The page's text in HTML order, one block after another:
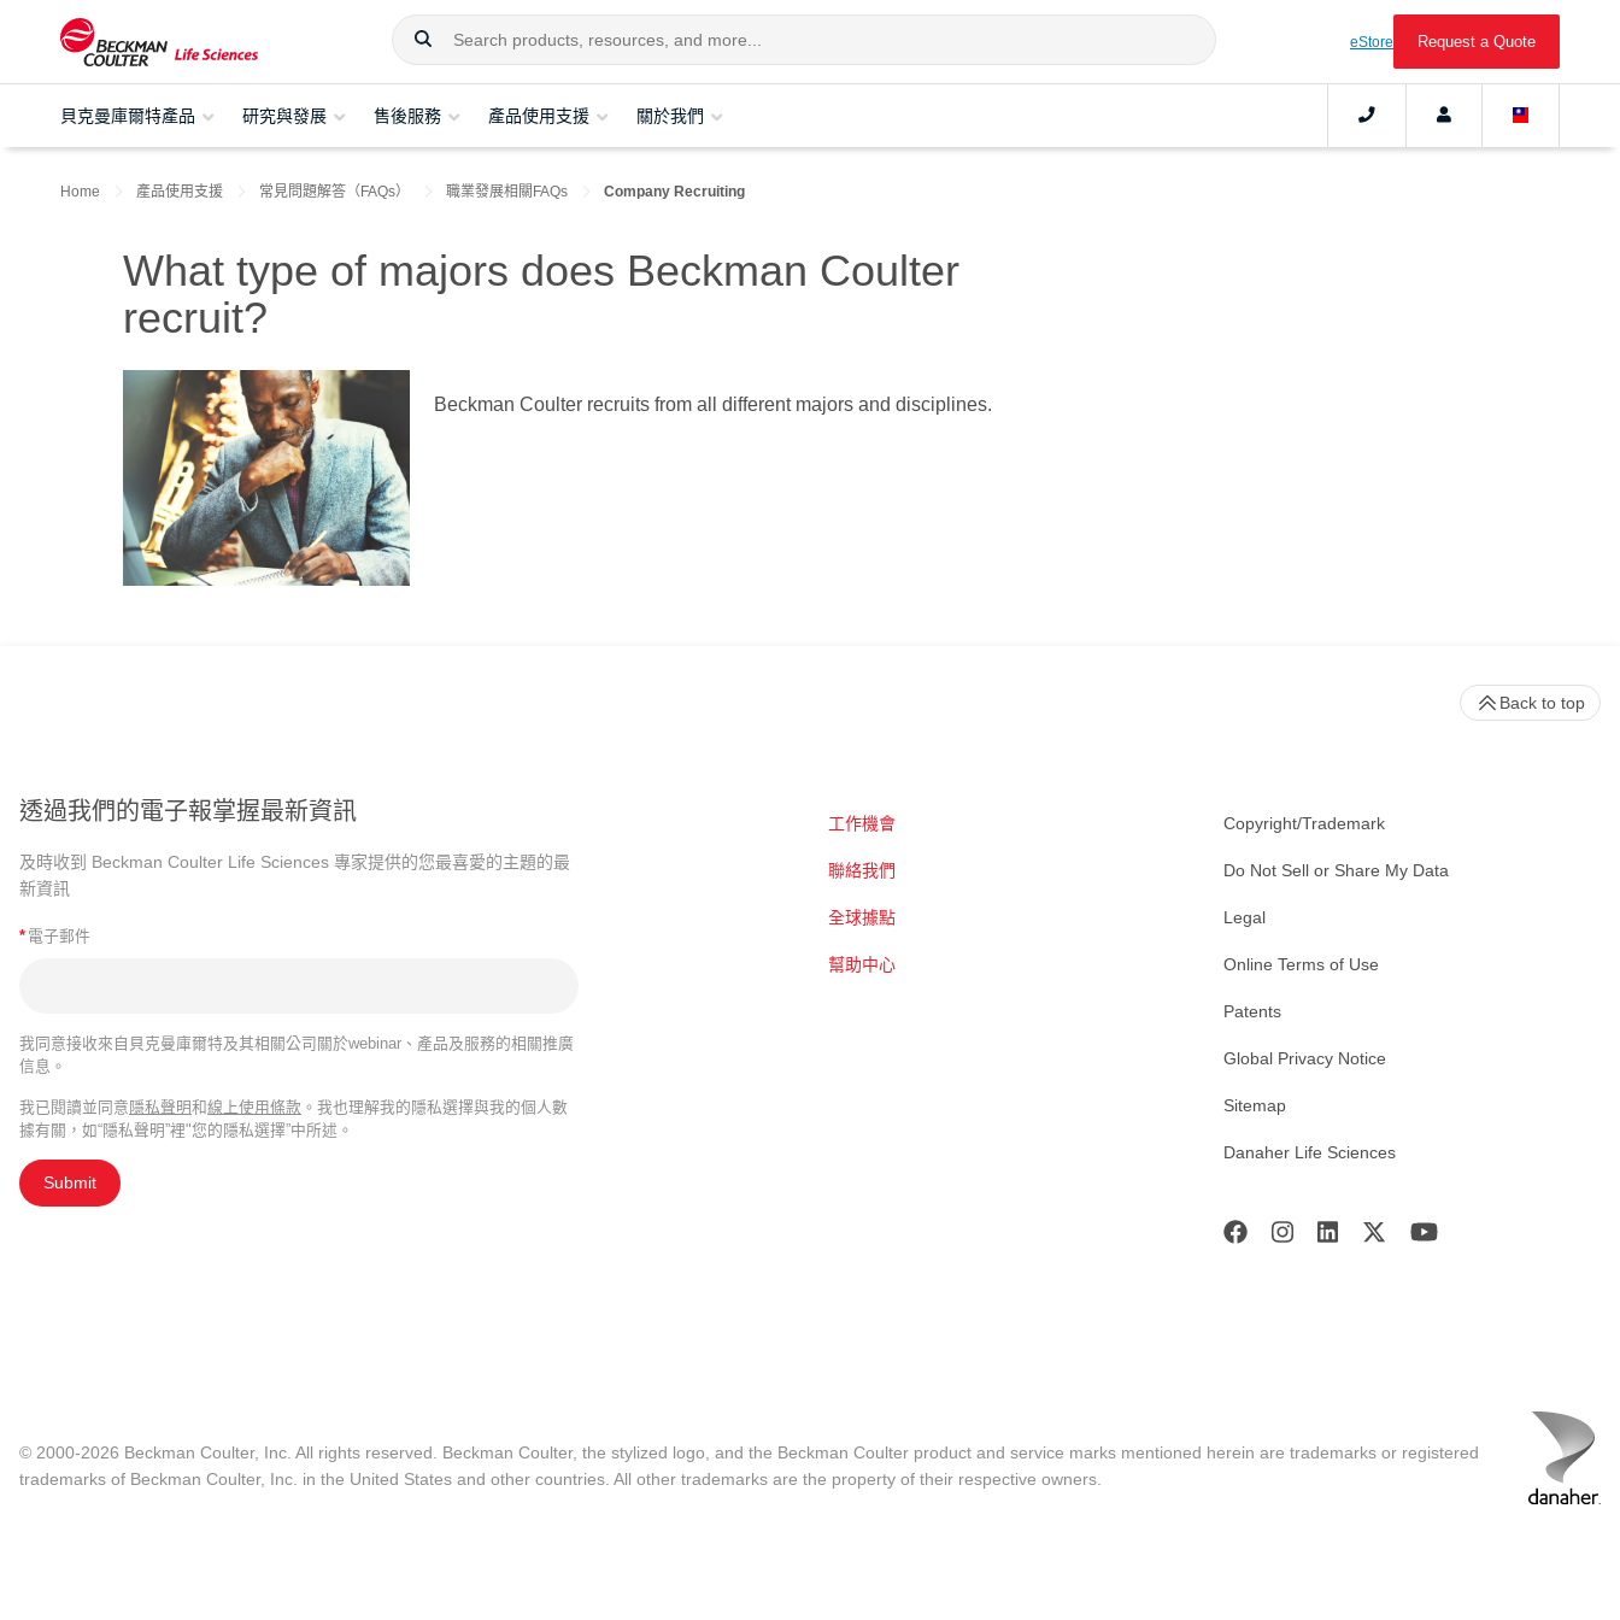
eStore Request a Quote
貝克曼庫爾特產品 研究與發展 售後服務 產品使用支援 關於我們
Home 產品使用支援 常見問題解答（FAQs） 職業發展相關FAQs Company Recruiting
What type of majors does Beckman Coulter
recruit?
Beckman Coulter recruits from all different majors and disciplines.
透過我們的電子報掌握最新資訊
及時收到 Beckman Coulter Life Sciences 專家提供的您最喜愛的主題的最
新資訊
* 電子郵件
我同意接收來自貝克曼庫爾特及其相關公司關於webinar、產品及服務的相關推廣
信息。
我已閱讀並同意隱私聲明和線上使用條款 。我也理解我的隱私選擇與我的個人數
據有關，如“隱私聲明”裡"您的隱私選擇”中所述。
Submit
工作機會
聯絡我們
全球據點
幫助中心
Copyright/Trademark
Do Not Sell or Share My Data
Legal
Online Terms of Use
Patents
Global Privacy Notice
Sitemap
Danaher Life Sciences
Back to top
© 2000-2026 Beckman Coulter, Inc. All rights reserved. Beckman Coulter, the stylized logo, and the Beckman Coulter product and service marks mentioned herein are trademarks or registered
trademarks of Beckman Coulter, Inc. in the United States and other countries. All other trademarks are the property of their respective owners.